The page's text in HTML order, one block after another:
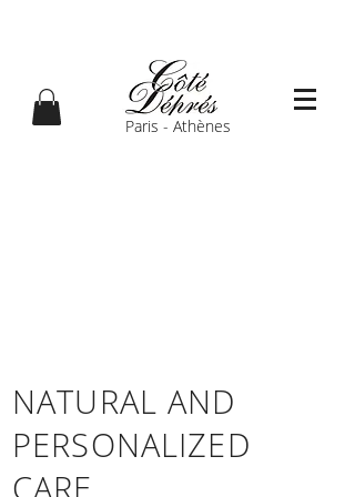
Paris - Athènes
NATURAL AND
PERSONALIZED
CARE